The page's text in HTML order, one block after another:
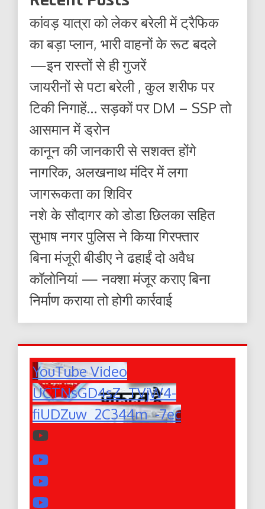
कांवड़ यात्रा को लेकर बरेली में ट्रैफिक
का बड़ा प्लान, भारी वाहनों के रूट बदले
—इन रास्तों से ही गुजरें
जायरीनों से पटा बरेली , कुल शरीफ पर
टिकी निगाहें… सड़कों पर DM – SSP तो
आसमान में ड्रोन
कानून की जानकारी से सशक्त होंगे
नागरिक, अलखनाथ मंदिर में लगा
जागरूकता का शिविर
नशे के सौदागर को डोडा छिलका सहित
सुभाष नगर पुलिस ने किया गिरफ्तार
बिना मंजूरी बीडीए ने ढहाईं दो अवैध
कॉलोनियां — नक्शा मंजूर कराए बिना
निर्माण कराया तो होगी कार्रवाई
YouTube Video
UCTNsGD4sZ_TVjW4-
fiUDZuw_2C344m_-7ec